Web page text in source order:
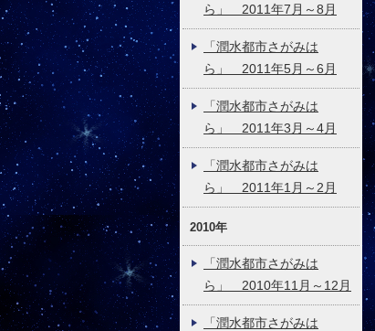
ら」 2011年7月～8月
「潤水都市さがみは
ら」 2011年5月～6月
「潤水都市さがみは
ら」 2011年3月～4月
「潤水都市さがみは
ら」 2011年1月～2月
2010年
「潤水都市さがみは
ら」 2010年11月～12月
「潤水都市さがみは